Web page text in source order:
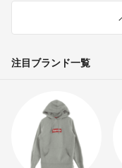
注目ブランド一覧